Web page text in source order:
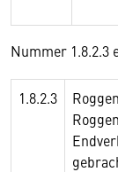
Nummer 1.8.2.3
1.8.2.3